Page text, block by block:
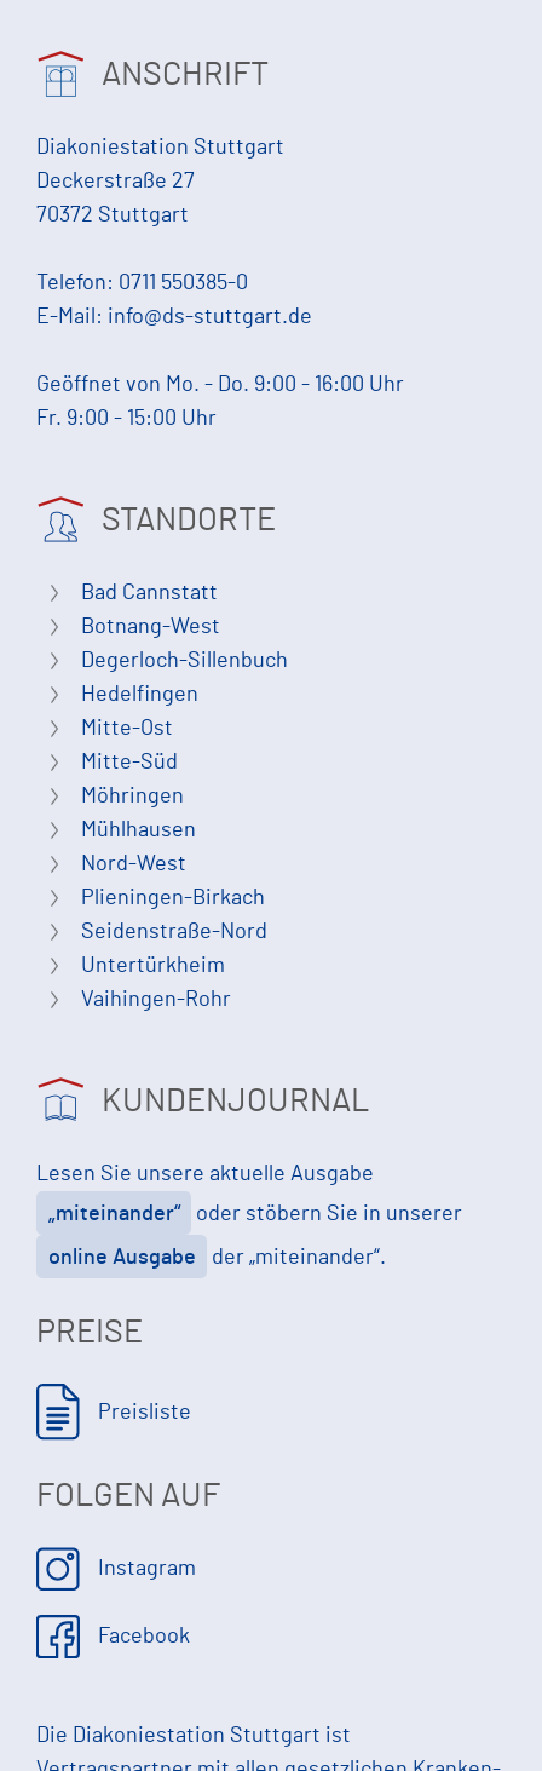
ANSCHRIFT
Diakoniestation Stuttgart
Deckerstraße 27
70372 Stuttgart
Telefon: 0711 550385-0
E-Mail: info@ds-stuttgart.de
Geöffnet von Mo. - Do. 9:00 - 16:00 Uhr
Fr. 9:00 - 15:00 Uhr
STANDORTE
Bad Cannstatt
Botnang-West
Degerloch-Sillenbuch
Hedelfingen
Mitte-Ost
Mitte-Süd
Möhringen
Mühlhausen
Nord-West
Plieningen-Birkach
Seidenstraße-Nord
Untertürkheim
Vaihingen-Rohr
KUNDENJOURNAL
Lesen Sie unsere aktuelle Ausgabe
„miteinander“
oder stöbern Sie in unserer
online Ausgabe
der „miteinander“.
PREISE
Preisliste
FOLGEN AUF
Instagram
Facebook
Die Diakoniestation Stuttgart ist